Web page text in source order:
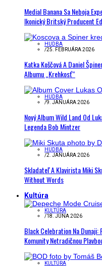
Medial Banana Sa Neboja
Ikonický Britský Producent
HUDBA
/25. FEBRUÁRA 2026
Katka Koščová A Daniel
Albumu „Krehkosť“
HUDBA
/9. JANUÁRA 2026
Nový Album Wild Land Od
Legenda Bob Mintzer
HUDBA
/2. JANUÁRA 2026
Skladateľ A Klavirista Miki
Without Words
Kultúra
KULTÚRA
/18. JÚNA 2026
Black Celebration Na Dunaji:
Komunity Netradičnou
KULTÚRA